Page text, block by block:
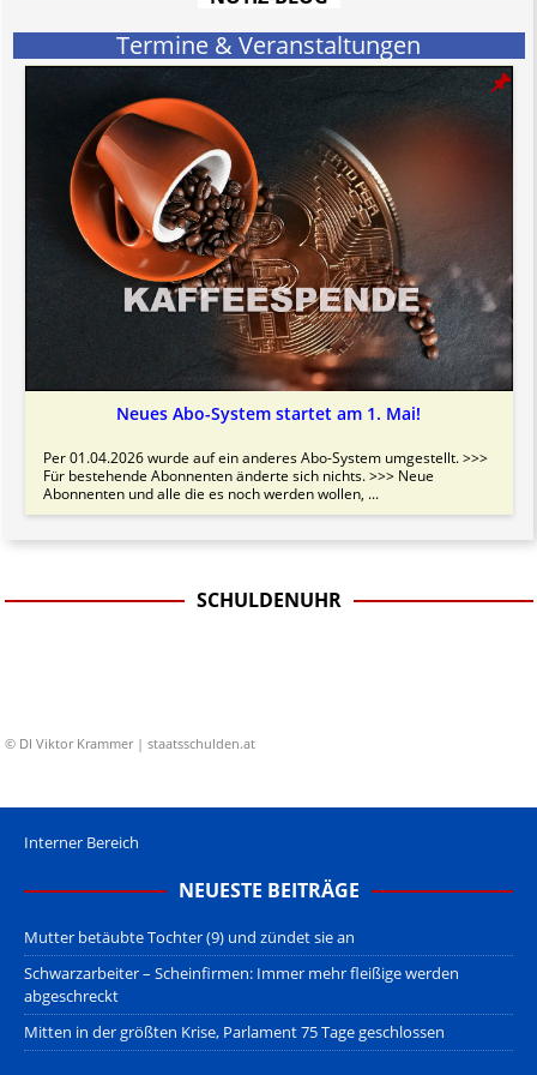
Termine & Veranstaltungen
Neues Abo-System startet am 1. Mai!
Per 01.04.2026 wurde auf ein anderes Abo-System umgestellt. >>>
Für bestehende Abonnenten änderte sich nichts. >>> Neue
Abonnenten und alle die es noch werden wollen, ...
SCHULDENUHR
© DI Viktor Krammer | staatsschulden.at
Interner Bereich
NEUESTE BEITRÄGE
Mutter betäubte Tochter (9) und zündet sie an
Schwarzarbeiter – Scheinfirmen: Immer mehr fleißige werden
abgeschreckt
Mitten in der größten Krise, Parlament 75 Tage geschlossen